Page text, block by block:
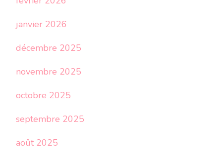
janvier 2026
décembre 2025
novembre 2025
octobre 2025
septembre 2025
août 2025